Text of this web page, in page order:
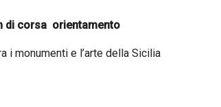
di corsa orientamento
i monumenti e l’arte della Sicilia